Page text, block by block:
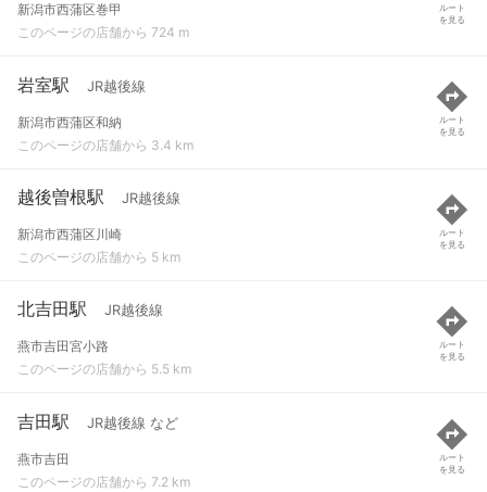
新潟市西蒲区巻甲
このページの店舗から 724 m
ルート
を見る
岩室駅 JR越後線
新潟市西蒲区和納
このページの店舗から 3.4 km
ルート
を見る
越後曽根駅 JR越後線
新潟市西蒲区川崎
このページの店舗から 5 km
ルート
を見る
北吉田駅 JR越後線
燕市吉田宮小路
このページの店舗から 5.5 km
ルート
を見る
吉田駅 JR越後線 など
燕市吉田
このページの店舗から 7.2 km
ルート
を見る